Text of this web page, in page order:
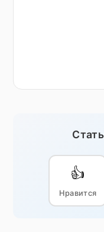
👍
Нравится